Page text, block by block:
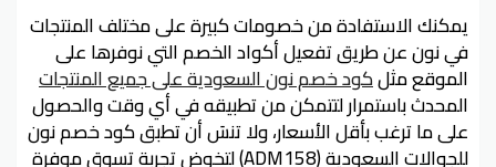
يمكنك الاستفادة من خصومات كبيرة على مختلف المنتجات
في نون عن طريق تفعيل أكواد الخصم التي نوفرها على
الموقع مثلكود خصم نون السعودية على جميع المنتجات
المحدث باستمرار لتتمكن من تطبيقه في أي وقت والحصول
على ما ترغب بأقل الأسعار، ولا تنسَ أن تطبق كود خصم نون
للجوالات السعودية (ADM158) لتخوض تجربة تسوق موفرة